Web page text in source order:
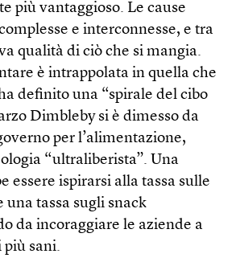
più vantaggioso. Le cause
e interconnesse, e tra
qualità di ciò che si mangia.
è intrappolata in quella che
definito una “spirale del cibo
Dimbleby si è dimesso da
per l’alimentazione,
“ultraliberista”. Una
essere ispirarsi alla tassa sulle
tassa sugli snack
da incoraggiare le aziende a
sani.